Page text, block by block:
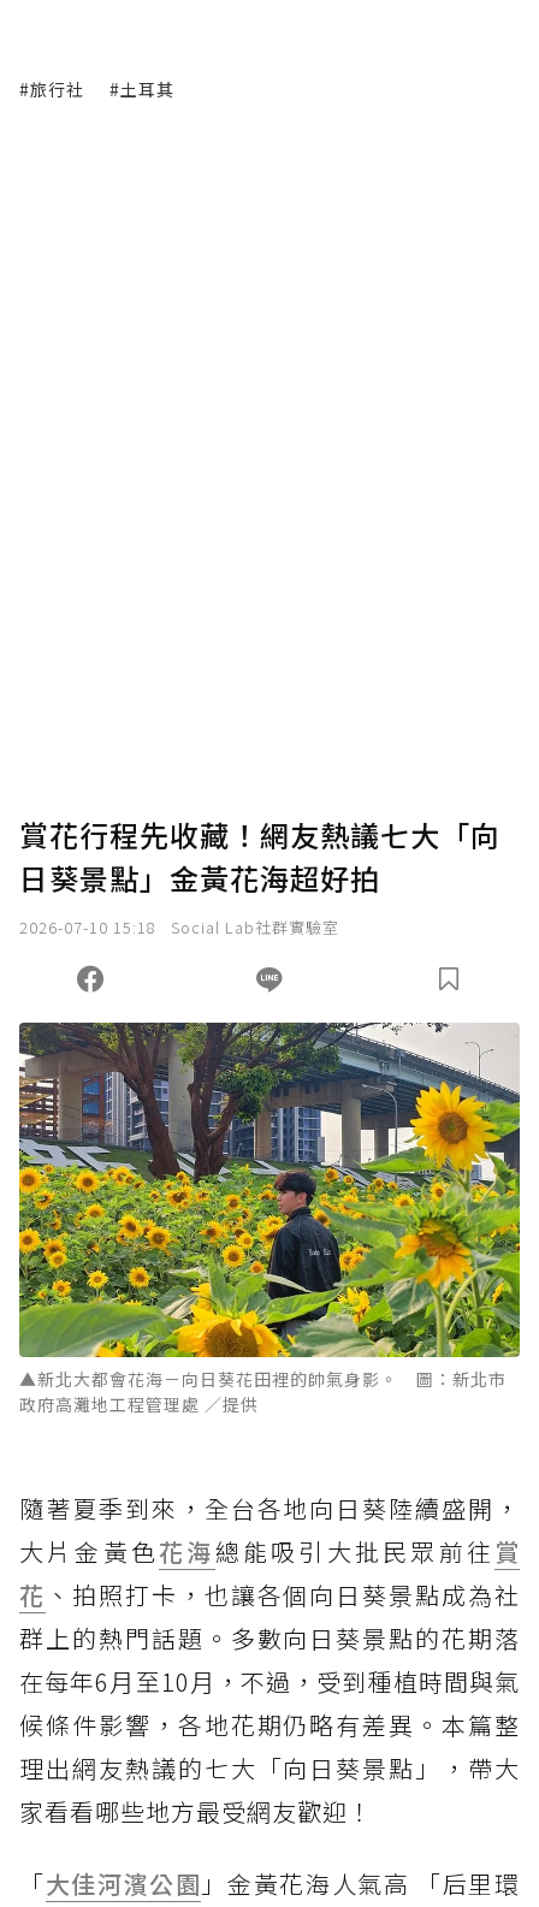
#旅行社 #土耳其
賞花行程先收藏！網友熱議七大「向
日葵景點」金黃花海超好拍
2026-07-10 15:18 Social Lab社群實驗室
▲新北大都會花海－向日葵花田裡的帥氣身影。 圖：新北市
政府高灘地工程管理處 ／提供
隨著夏季到來，全台各地向日葵陸續盛開，
大片金黃色花海總能吸引大批民眾前往 賞
花 、拍照打卡，也讓各個向日葵景點成為社
群上的熱門話題。多數向日葵景點的花期落
在每年6月至10月，不過，受到種植時間與氣
候條件影響，各地花期仍略有差異。本篇整
理出網友熱議的七大「向日葵景點」，帶大
家看看哪些地方最受網友歡迎！
「大佳河濱公園 」金黃花海人氣高 「后里環